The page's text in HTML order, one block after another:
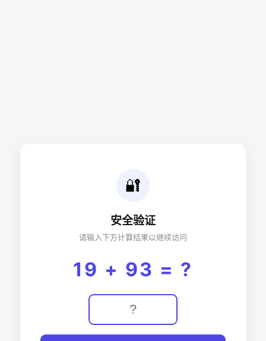
🔐
安全验证
请输入下方计算结果以继续访问
19 + 93 = ?